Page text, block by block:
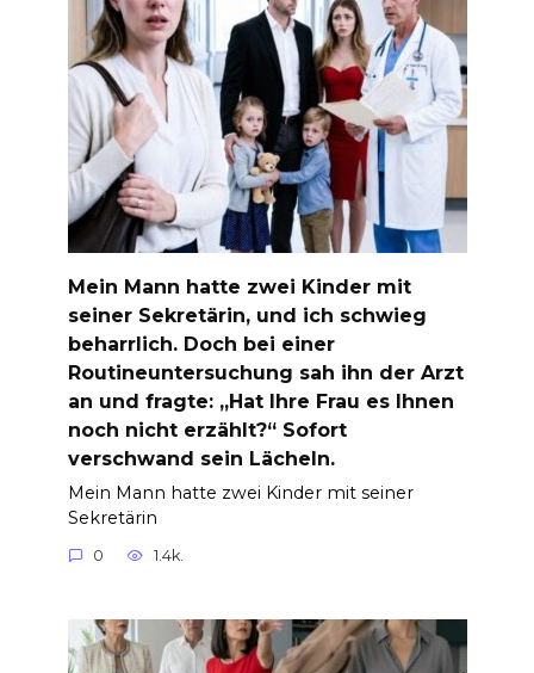
Mein Mann hatte zwei Kinder mit
seiner Sekretärin, und ich schwieg
beharrlich. Doch bei einer
Routineuntersuchung sah ihn der Arzt
an und fragte: „Hat Ihre Frau es Ihnen
noch nicht erzählt?“ Sofort
verschwand sein Lächeln.
Mein Mann hatte zwei Kinder mit seiner
Sekretärin
0 1.4k.